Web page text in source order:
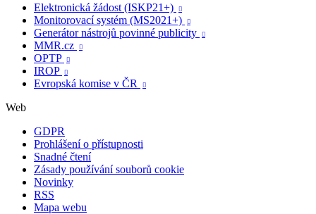
Elektronická žádost (ISKP21+)

Monitorovací systém (MS2021+) 
Generátor nástrojů povinné publicity 
MMR.cz 
OPTP 
IROP 
Evropská komise v ČR 
Web
GDPR
Prohlášení o přístupnosti
Snadné čtení
Zásady používání souborů cookie
Novinky
RSS
Mapa webu